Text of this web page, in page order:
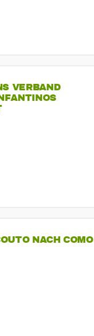
VERBAND
NACH COMO